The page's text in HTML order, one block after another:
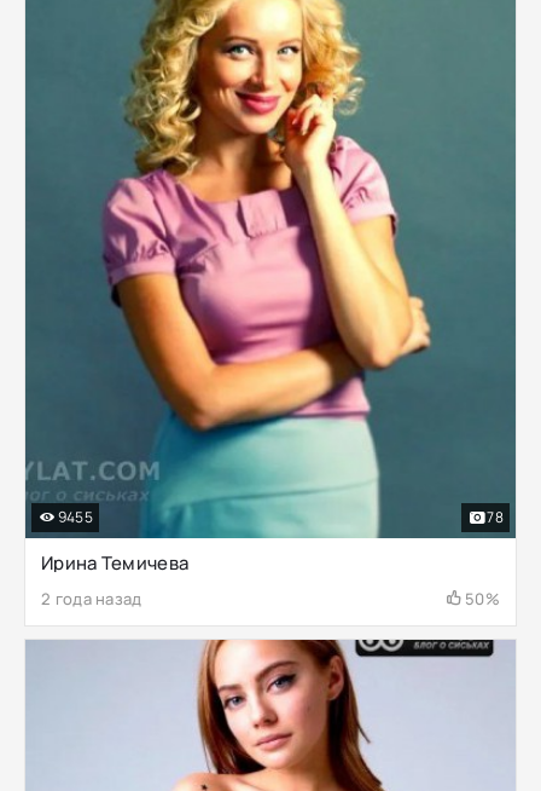
Ирина Темичева
2 года назад 50%
9455 78